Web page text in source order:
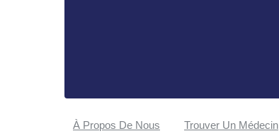
À Propos De Nous Trouver Un Médecin